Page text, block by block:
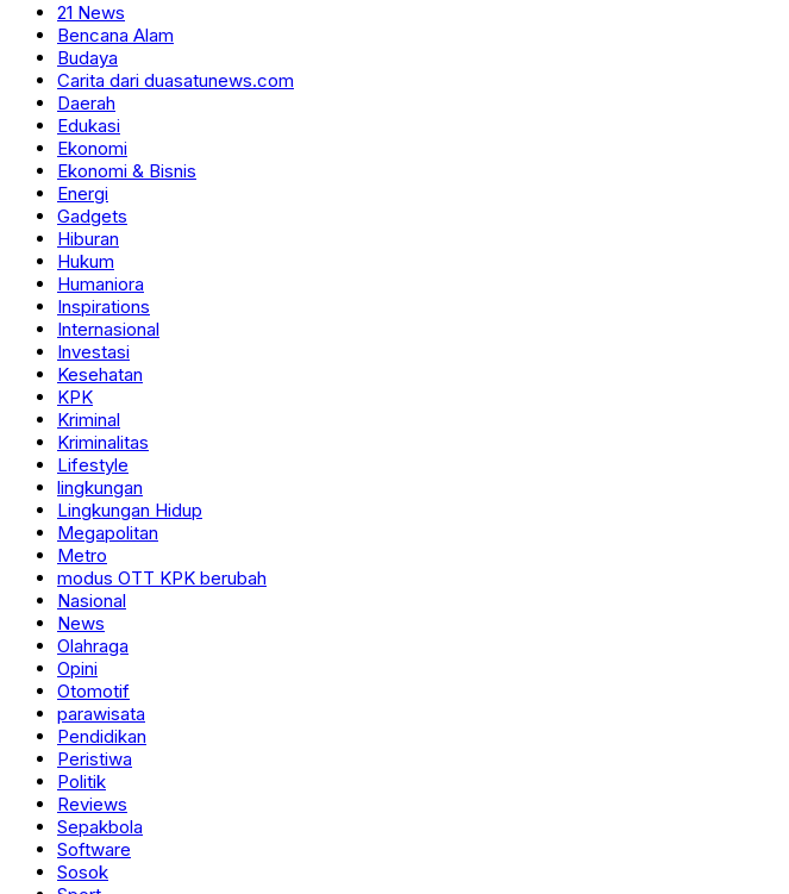
21 News
Bencana Alam
Budaya
Carita dari duasatunews.com
Daerah
Edukasi
Ekonomi
Ekonomi & Bisnis
Energi
Gadgets
Hiburan
Hukum
Humaniora
Inspirations
Internasional
Investasi
Kesehatan
KPK
Kriminal
Kriminalitas
Lifestyle
lingkungan
Lingkungan Hidup
Megapolitan
Metro
modus OTT KPK berubah
Nasional
News
Olahraga
Opini
Otomotif
parawisata
Pendidikan
Peristiwa
Politik
Reviews
Sepakbola
Software
Sosok